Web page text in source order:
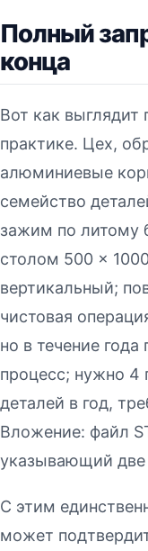
Полный
конца
Вот как выглядит
практике. Цех,
алюминиевые
семейство
зажим по литому
столом 500 ×
вертикальный;
чистовая
но в течение
процесс; нужно 4
деталей в год,
Вложение: файл
указывающий две
С этим
может